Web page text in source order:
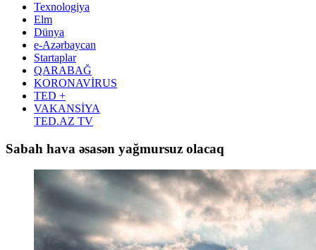
Texnologiya
Elm
Dünya
e-Azərbaycan
Startaplar
QARABAĞ
KORONAVİRUS
TED +
VAKANSİYA
TED.AZ TV
Sabah hava əsasən yağmursuz olacaq